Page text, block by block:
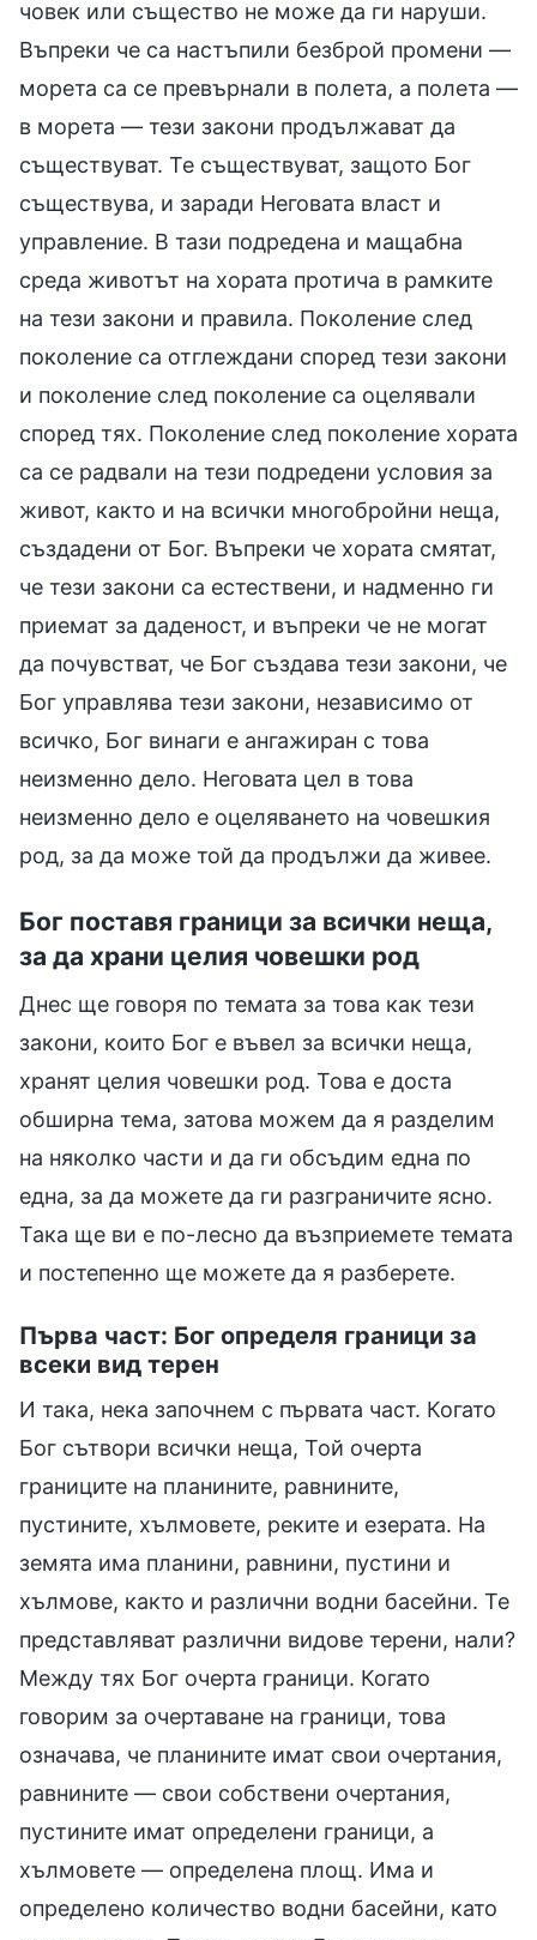
човек или същество не може да ги наруши.
Въпреки че са настъпили безброй промени —
морета са се превърнали в полета, а полета —
в морета — тези закони продължават да
съществуват. Те съществуват, защото Бог
съществува, и заради Неговата власт и
управление. В тази подредена и мащабна
среда животът на хората протича в рамките
на тези закони и правила. Поколение след
поколение са отглеждани според тези закони
и поколение след поколение са оцелявали
според тях. Поколение след поколение хората
са се радвали на тези подредени условия за
живот, както и на всички многобройни неща,
създадени от Бог. Въпреки че хората смятат,
че тези закони са естествени, и надменно ги
приемат за даденост, и въпреки че не могат
да почувстват, че Бог създава тези закони, че
Бог управлява тези закони, независимо от
всичко, Бог винаги е ангажиран с това
неизменно дело. Неговата цел в това
неизменно дело е оцеляването на човешкия
род, за да може той да продължи да живее.
Бог поставя граници за всички неща,
за да храни целия човешки род
Днес ще говоря по темата за това как тези
закони, които Бог е въвел за всички неща,
хранят целия човешки род. Това е доста
обширна тема, затова можем да я разделим
на няколко части и да ги обсъдим една по
една, за да можете да ги разграничите ясно.
Така ще ви е по-лесно да възприемете темата
и постепенно ще можете да я разберете.
Първа част: Бог определя граници за
всеки вид терен
И така, нека започнем с първата част. Когато
Бог сътвори всички неща, Той очерта
границите на планините, равнините,
пустините, хълмовете, реките и езерата. На
земята има планини, равнини, пустини и
хълмове, както и различни водни басейни. Те
представляват различни видове терени, нали?
Между тях Бог очерта граници. Когато
говорим за очертаване на граници, това
означава, че планините имат свои очертания,
равнините — свои собствени очертания,
пустините имат определени граници, а
хълмовете — определена площ. Има и
определено количество водни басейни, като